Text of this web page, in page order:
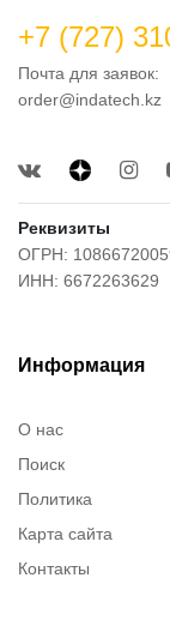
+7 (727)
Почта для заявок:
order@indatech.kz
Реквизиты
ОГРН:
ИНН: 6672263629
Информация
О нас
Поиск
Политика
Карта сайта
Контакты